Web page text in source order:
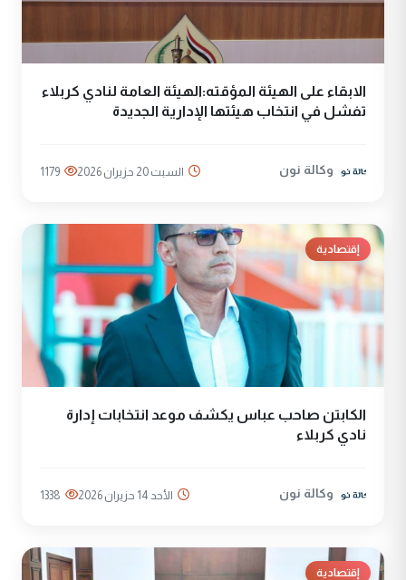
الابقاء على الهيئة المؤقته:الهيئة العامة لنادي كربلاء
تفشل في انتخاب هيئتها الإدارية الجديدة
وكالة نون السبت 20 حزيران 2026 1179
إقتصادية
الكابتن صاحب عباس يكشف موعد انتخابات إدارة
نادي كربلاء
وكالة نون الأحد 14 حزيران 2026 1338
إقتصادية